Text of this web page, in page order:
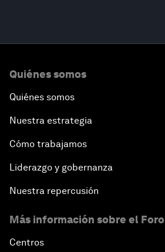
Quiénes somos
Quiénes somos
Nuestra estrategia
Cómo trabajamos
Liderazgo y gobernanza
Nuestra repercusión
Más información sobre el Foro
Centros